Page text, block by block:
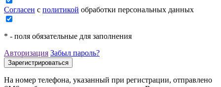
Согласен с политикой обработки персональных данных
* - поля обязательные для заполнения
Авторизация Забыл пароль?
На номер телефона, указанный при регистрации, отправлено